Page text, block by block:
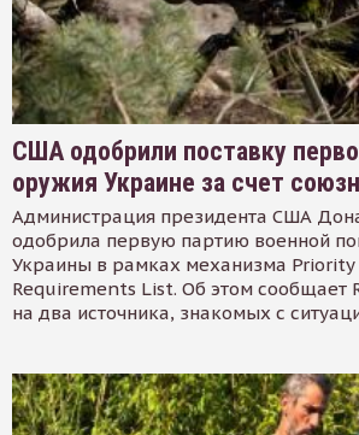
США одобрили поставку
оружия Украине за счет
Администрация президента США
одобрила первую партию военной
Украины в рамках механизма
Requirements List. Об этом сообщает
на два источника, знакомых с